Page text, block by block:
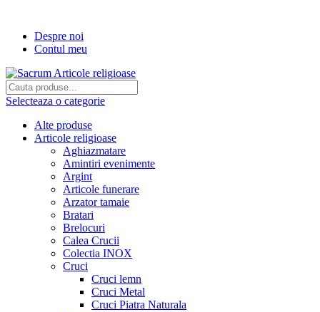
Despre noi
Contul meu
Selecteaza o categorie
Alte produse
Articole religioase
Aghiazmatare
Amintiri evenimente
Argint
Articole funerare
Arzator tamaie
Bratari
Brelocuri
Calea Crucii
Colectia INOX
Cruci
Cruci lemn
Cruci Metal
Cruci Piatra Naturala